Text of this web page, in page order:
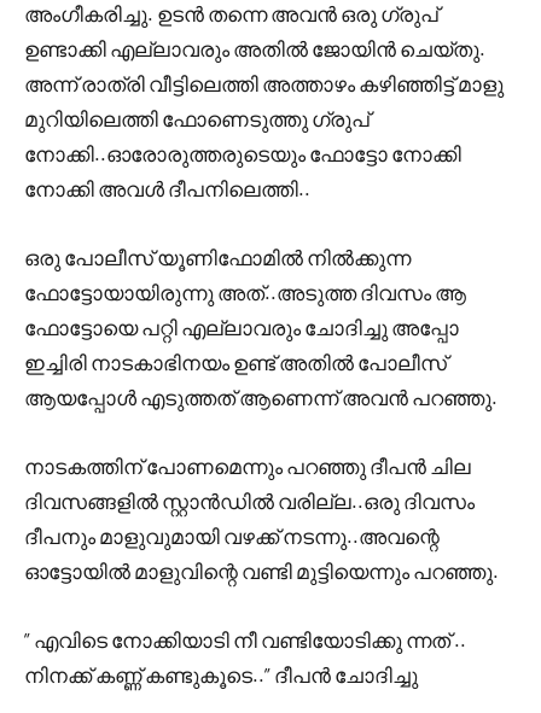
അംഗീകരിച്ചു. ഉടൻ തന്നെ അവൻ ഒരു ഗ്രുപ്
ഉണ്ടാക്കി എല്ലാവരും അതിൽ ജോയിൻ ചെയ്‌തു.
അന്ന് രാത്രി വീട്ടിലെത്തി അത്താഴം കഴിഞ്ഞിട്ട് മാളു
മുറിയിലെത്തി ഫോണെടുത്തു ഗ്രുപ്
നോക്കി..ഓരോരുത്തരുടെയും ഫോട്ടോ നോക്കി
നോക്കി അവൾ ദീപനിലെത്തി..
ഒരു പോലീസ് യൂണിഫോമിൽ നിൽക്കുന്ന
ഫോട്ടോയായിരുന്നു അത്..അടുത്ത ദിവസം ആ
ഫോട്ടോയെ പറ്റി എല്ലാവരും ചോദിച്ചു അപ്പോ
ഇച്ചിരി നാടകാഭിനയം ഉണ്ട് അതിൽ പോലീസ്
ആയപ്പോൾ എടുത്തത് ആണെന്ന് അവൻ പറഞ്ഞു.
നാടകത്തിന് പോണമെന്നും പറഞ്ഞു ദീപൻ ചില
ദിവസങ്ങളിൽ സ്റ്റാൻഡിൽ വരില്ല..ഒരു ദിവസം
ദീപനും മാളുവുമായി വഴക്ക് നടന്നു..അവന്റെ
ഓട്ടോയിൽ മാളുവിന്റെ വണ്ടി മുട്ടിയെന്നും പറഞ്ഞു.
” എവിടെ നോക്കിയാടി നീ വണ്ടിയോടിക്കു ന്നത് ..
നിനക്ക് കണ്ണ് കണ്ടുകൂടെ..” ദീപൻ ചോദിച്ചു